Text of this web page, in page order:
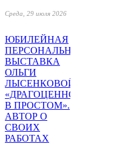
Среда, 29 июля 2026
ЮБИЛЕЙНАЯ
ПЕРСОНАЛЬНАЯ
ВЫСТАВКА
ОЛЬГИ
ЛЫСЕНКОВОЙ
«ДРАГОЦЕННОЕ
В ПРОСТОМ».
АВТОР О
СВОИХ
РАБОТАХ